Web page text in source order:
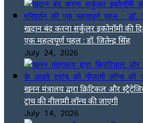
खदान बंद करना सर्कुलर इकोनॉमी की
एक महत्वपूर्ण पहल : डॉ. जितेन्द्र सिंह
July 24, 2026
खनन मंत्रालय द्वारा क्रिटिकल और
ट्रांच की नीलामी लॉन्च की जाएगी
July 14, 2026